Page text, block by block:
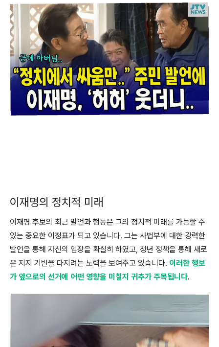
이재명의 정치적 미래
이재명 후보의 최근 발언과 행동은 그의 정치적 미래를 가늠할 수
있는 중요한 이정표가 되고 있습니다. 그는 사법부에 대한 강력한
발언을 통해 자신의 입장을 확실히 하였고, 청년 정책을 통해 새로
운 지지 기반을 다지려는 노력을 보여주고 있습니다. 이러한 행보
가 앞으로의 선거에 어떤 영향을 미칠지 귀추가 주목됩니다.